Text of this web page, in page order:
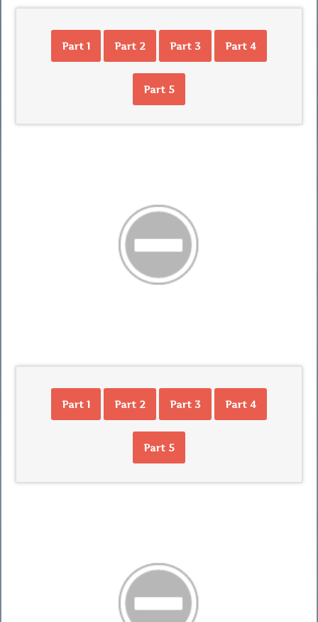
Part 1 Part 2 Part 3 Part 4
Part 5
Part 1 Part 2 Part 3 Part 4
Part 5